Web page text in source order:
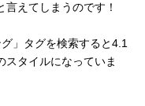
えてしまうのです！
」タグを検索すると4.1
スタイルになっていま